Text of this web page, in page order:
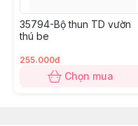
35794-Bộ thun TD vườn
thú be
255.000đ
Chọn mua